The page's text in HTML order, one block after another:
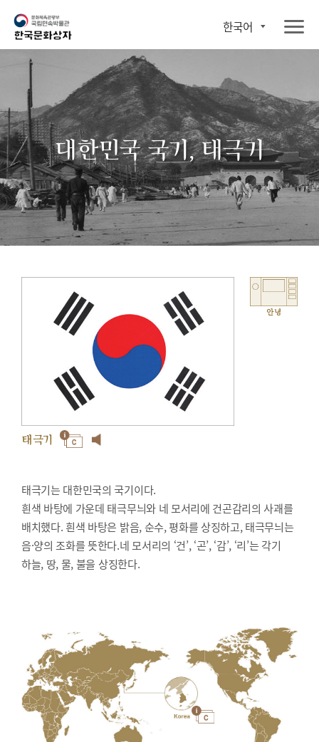
한국어
대한민국 국기, 태극기
태극기
안녕
태극기는 대한민국의 국기이다.
흰색 바탕에 가운데 태극무늬와 네 모서리에 건곤감리의 사괘를
배치했다. 흰색 바탕은 밝음, 순수, 평화를 상징하고, 태극무늬는
음·양의 조화를 뜻한다.네 모서리의 ‘건’, ‘곤’, ‘감’, ‘리’는 각기
하늘, 땅, 물, 불을 상징한다.